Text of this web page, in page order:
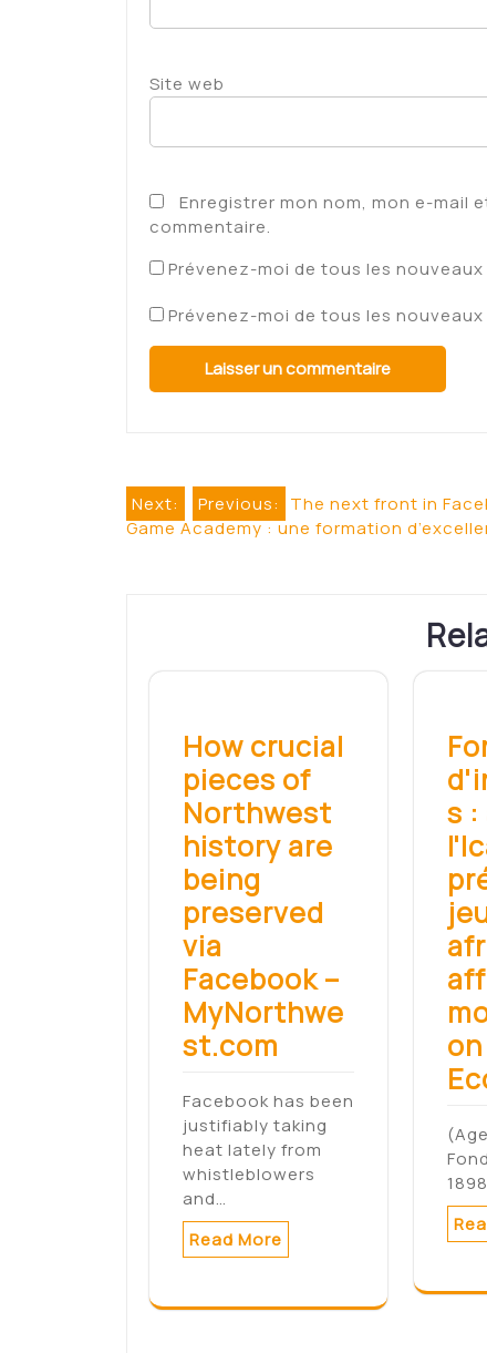
Site web
Enregistrer mon nom, mon e-mail
commentaire.
Prévenez-moi de tous les
Prévenez-moi de tous les
Navigation
Previous: The next front in
Next:
Game Academy : une formation
How crucial
pieces of
Northwest
history are
being
preserved
via
Facebook –
MyNorthwe
st.com
Facebook has been
justifiably taking
heat lately from
whistleblowers
and…
Read More
s :